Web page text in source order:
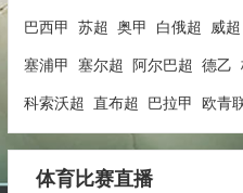
巴西甲 苏超 奥甲 白俄超 威超
塞浦甲 塞尔超 阿尔巴超 德乙
科索沃超 直布超 巴拉甲 欧青
体育比赛直播